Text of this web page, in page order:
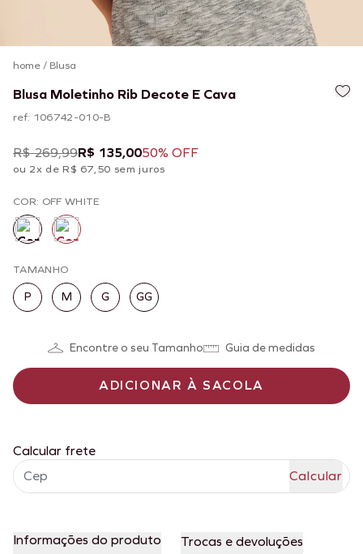
home/ Blusa
Blusa Moletinho Rib Decote E Cava
ref: 106742-010-B
R$ 269,99R$ 135,0050% OFF
ou 2x de R$ 67,50 sem juros
COR: OFF WHITE
TAMANHO
P M G GG
Encontre o seu Tamanho Guia de medidas
ADICIONAR À SACOLA
Calcular frete
Informações do produto Trocas e devoluções